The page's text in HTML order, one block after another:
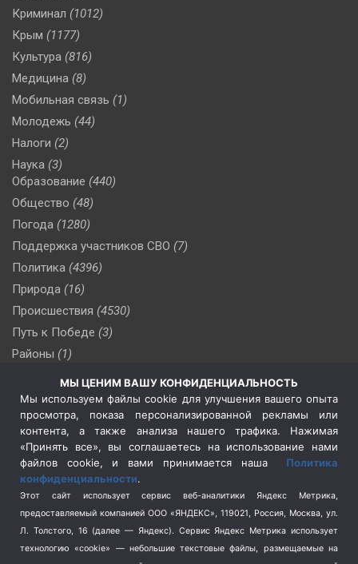
Криминал (1012)
Крым (1177)
Культура (816)
Медицина (8)
Мобильная связь (1)
Молодежь (44)
Налоги (2)
Наука (3)
Образование (440)
Общество (48)
Погода (1280)
Поддержка участников СВО (7)
Политика (4396)
Природа (16)
Происшествия (4530)
Путь к Победе (3)
Районы (1)
(509)
Сельское хозяйство (3)
Социальная политика
(3)
Спецоперация в Украине
Спецоперация на Украине
(404)
Спорт (740)
Терроризм (1)
Транспорт (262)
МЫ ЦЕНИМ ВАШУ КОНФИДЕНЦИАЛЬНОСТЬ
Мы используем файлы cookie для улучшения вашего опыта
просмотра, показа персонализированной рекламы или
контента, а также анализа нашего трафика. Нажимая
«Принять все», вы соглашаетесь на использование нами
файлов cookie, и вами принимается наша Политика
конфиденциальности.
Этот сайт использует сервис веб-аналитики Яндекс Метрика,
предоставляемый компанией ООО «ЯНДЕКС», 119021, Россия, Москва, ул.
Л. Толстого, 16 (далее — Яндекс). Сервис Яндекс Метрика использует
технологию «cookie» — небольшие текстовые файлы, размещаемые на